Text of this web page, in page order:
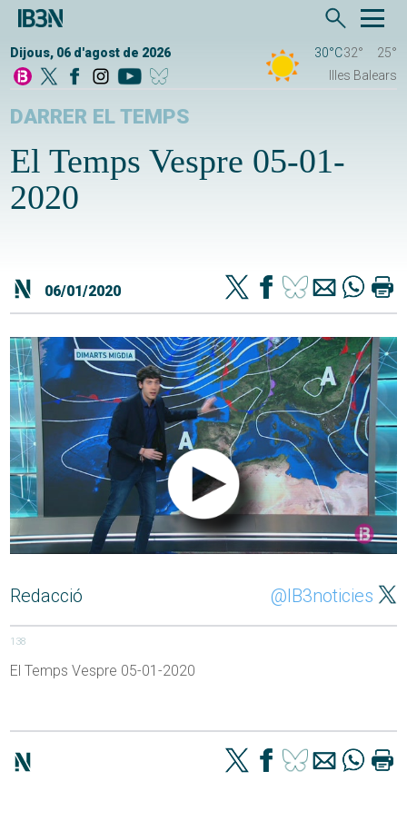
Dijous, 06 d'agost de 2026 30°C32°
25°
Illes Balears
DARRER EL TEMPS
El Temps Vespre 05-01-
2020
06/01/2020
Redacció @IB3noticies
138
El Temps Vespre 05-01-2020